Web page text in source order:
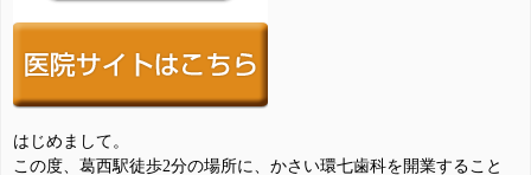
はじめまして。
この度、葛西駅徒歩2分の場所に、かさい環七歯科を開業すること